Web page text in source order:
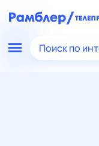
Поиск по